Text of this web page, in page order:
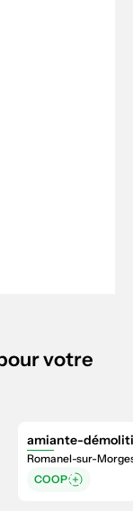
votre
amiante-
Romanel-sur-
COOP